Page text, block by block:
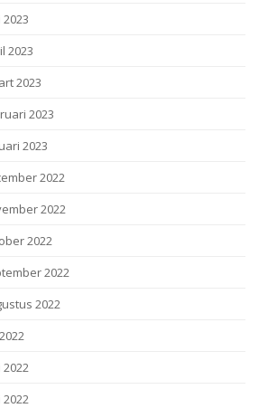
2023
2023
2023
2023
2023
2022
2022
2022
2022
2022
2022
2022